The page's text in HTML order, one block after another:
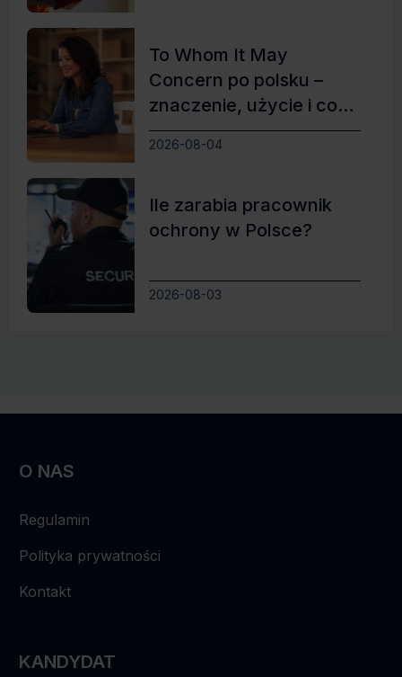
To Whom It May
Concern po polsku –
znaczenie, użycie i co
zamiast
2026-08-04
Ile zarabia pracownik
ochrony w Polsce?
2026-08-03
O NAS
Regulamin
Polityka prywatności
Kontakt
KANDYDAT